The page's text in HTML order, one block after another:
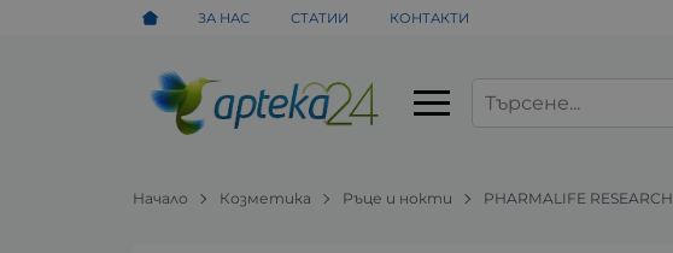
ЗА НАС СТАТИИ КОНТАКТИ
Начало Козметика Ръце и нокти PHARMALIFE RESEARCH